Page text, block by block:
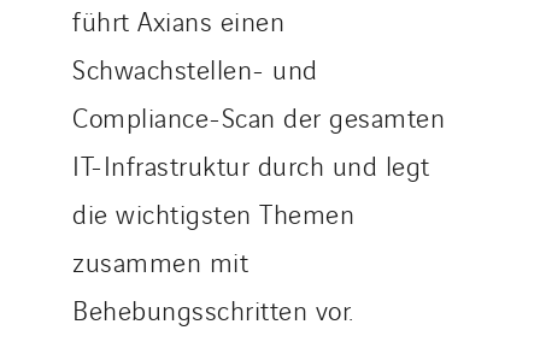
führt Axians einen
Schwachstellen- und
Compliance-Scan der gesamten
IT-Infrastruktur durch und legt
die wichtigsten Themen
zusammen mit
Behebungsschritten vor.